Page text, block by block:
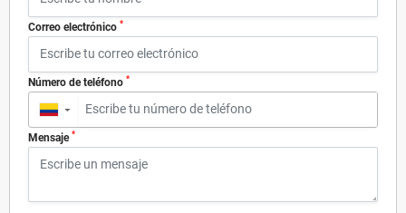
Correo electrónico *
Número de teléfono *
▼
Mensaje *